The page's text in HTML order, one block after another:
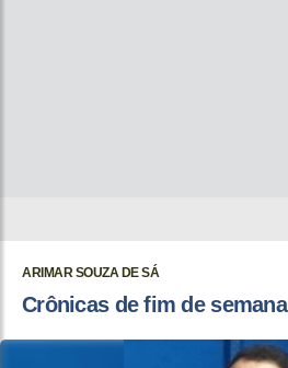
ARIMAR SOUZA DE SÁ
Crônicas de fim de semana